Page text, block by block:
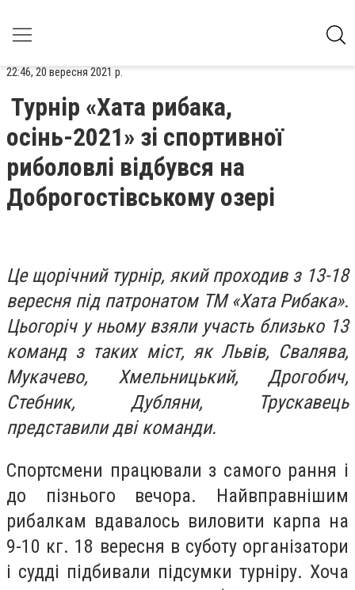
22:46, 20 вересня 2021 р.
Турнір «Хата рибака,
осінь-2021» зі спортивної
риболовлі відбувся на
Доброгостівському озері
Це щорічний турнір, який проходив з 13-18
вересня під патронатом ТМ «Хата Рибака».
Цьогоріч у ньому взяли участь близько 13
команд з таких міст, як Львів, Свалява,
Мукачево, Хмельницький, Дрогобич,
Стебник, Дубляни, Трускавець
представили дві команди.
Спортсмени працювали з самого рання і
до пізнього вечора. Найвправнішим
рибалкам вдавалось виловити карпа на
9-10 кг. 18 вересня в суботу організатори
і судді підбивали підсумки турніру. Хоча